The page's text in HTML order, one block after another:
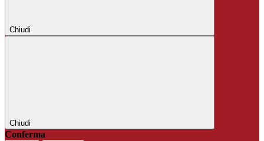
Chiudi
Chiudi
Conferma